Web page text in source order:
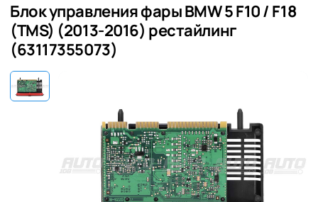
Блок управления фары BMW 5 F10 / F18
(TMS) (2013-2016) рестайлинг
(63117355073)